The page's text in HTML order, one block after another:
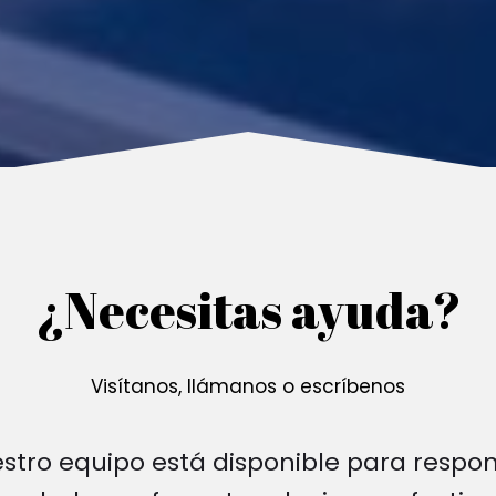
¿Necesitas ayuda?
Visítanos, llámanos o escríbenos
equipo está disponible para